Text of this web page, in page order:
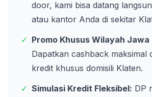
door, kami bisa datang
atau kantor Anda di sekitar
✓ Promo Khusus Wilayah Jawa
Dapatkan cashback maksimal
kredit khusus domisili Klaten.
✓ Simulasi Kredit Fleksibel: DP